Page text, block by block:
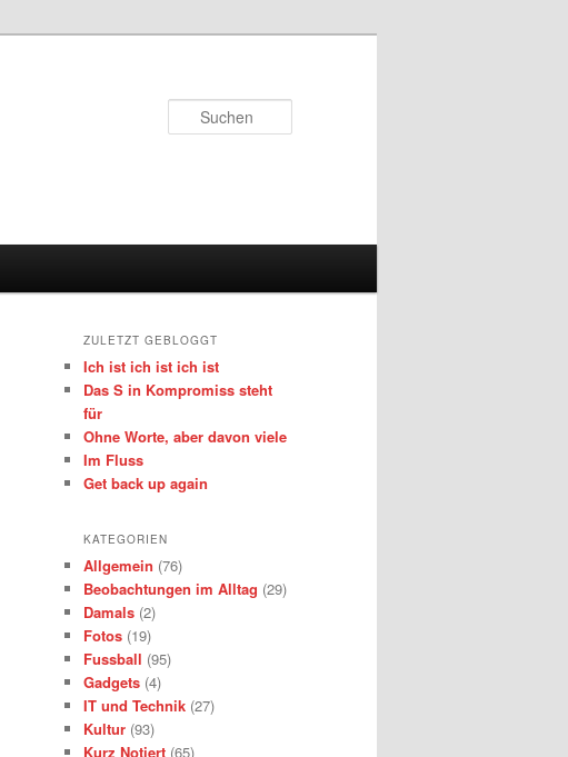
ZULETZT GEBLOGGT
Ich ist ich ist ich ist
Das S in Kompromiss steht
für
Ohne Worte, aber davon viele
Im Fluss
Get back up again
KATEGORIEN
Allgemein (76)
Beobachtungen im Alltag (29)
Damals (2)
Fotos (19)
Fussball (95)
Gadgets (4)
IT und Technik (27)
Kultur (93)
Kurz Notiert (65)